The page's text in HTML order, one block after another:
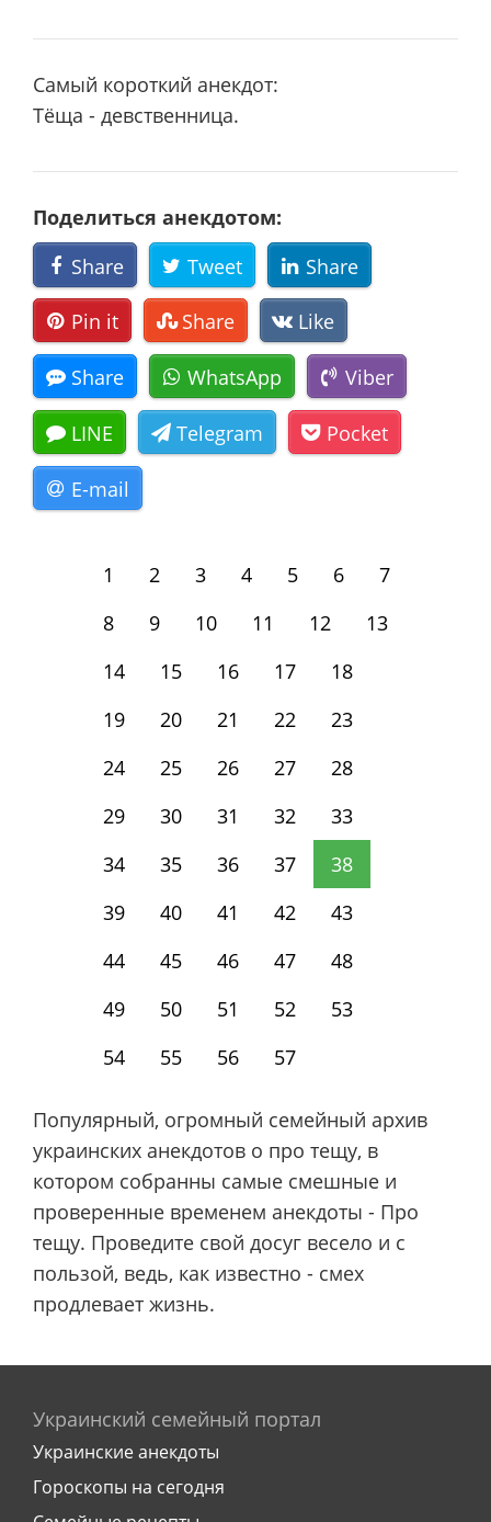
Самый короткий анекдот:
Тёща - девственница.
Поделиться анекдотом:
Share
Tweet Share
Pin it Share Like
Share WhatsApp Viber
LINE Telegram Pocket
E-mail
1 2 3 4 5 6
7
8
9 10 11 12
13
14
15 16 17
18
19
20 21 22
23
24
25 26 27
28
29
30 31 32
33
34
35 36 37
38
39
40 41 42
43
44
45 46 47
48
49
50 51 52
53
54
55 56 57
Популярный, огромный семейный архив
украинских анекдотов о про тещу, в
котором собранны самые смешные и
проверенные временем анекдоты - Про
тещу. Проведите свой досуг весело и с
пользой, ведь, как известно - смех
продлевает жизнь.
Украинский семейный портал
Украинские анекдоты
Гороскопы на сегодня